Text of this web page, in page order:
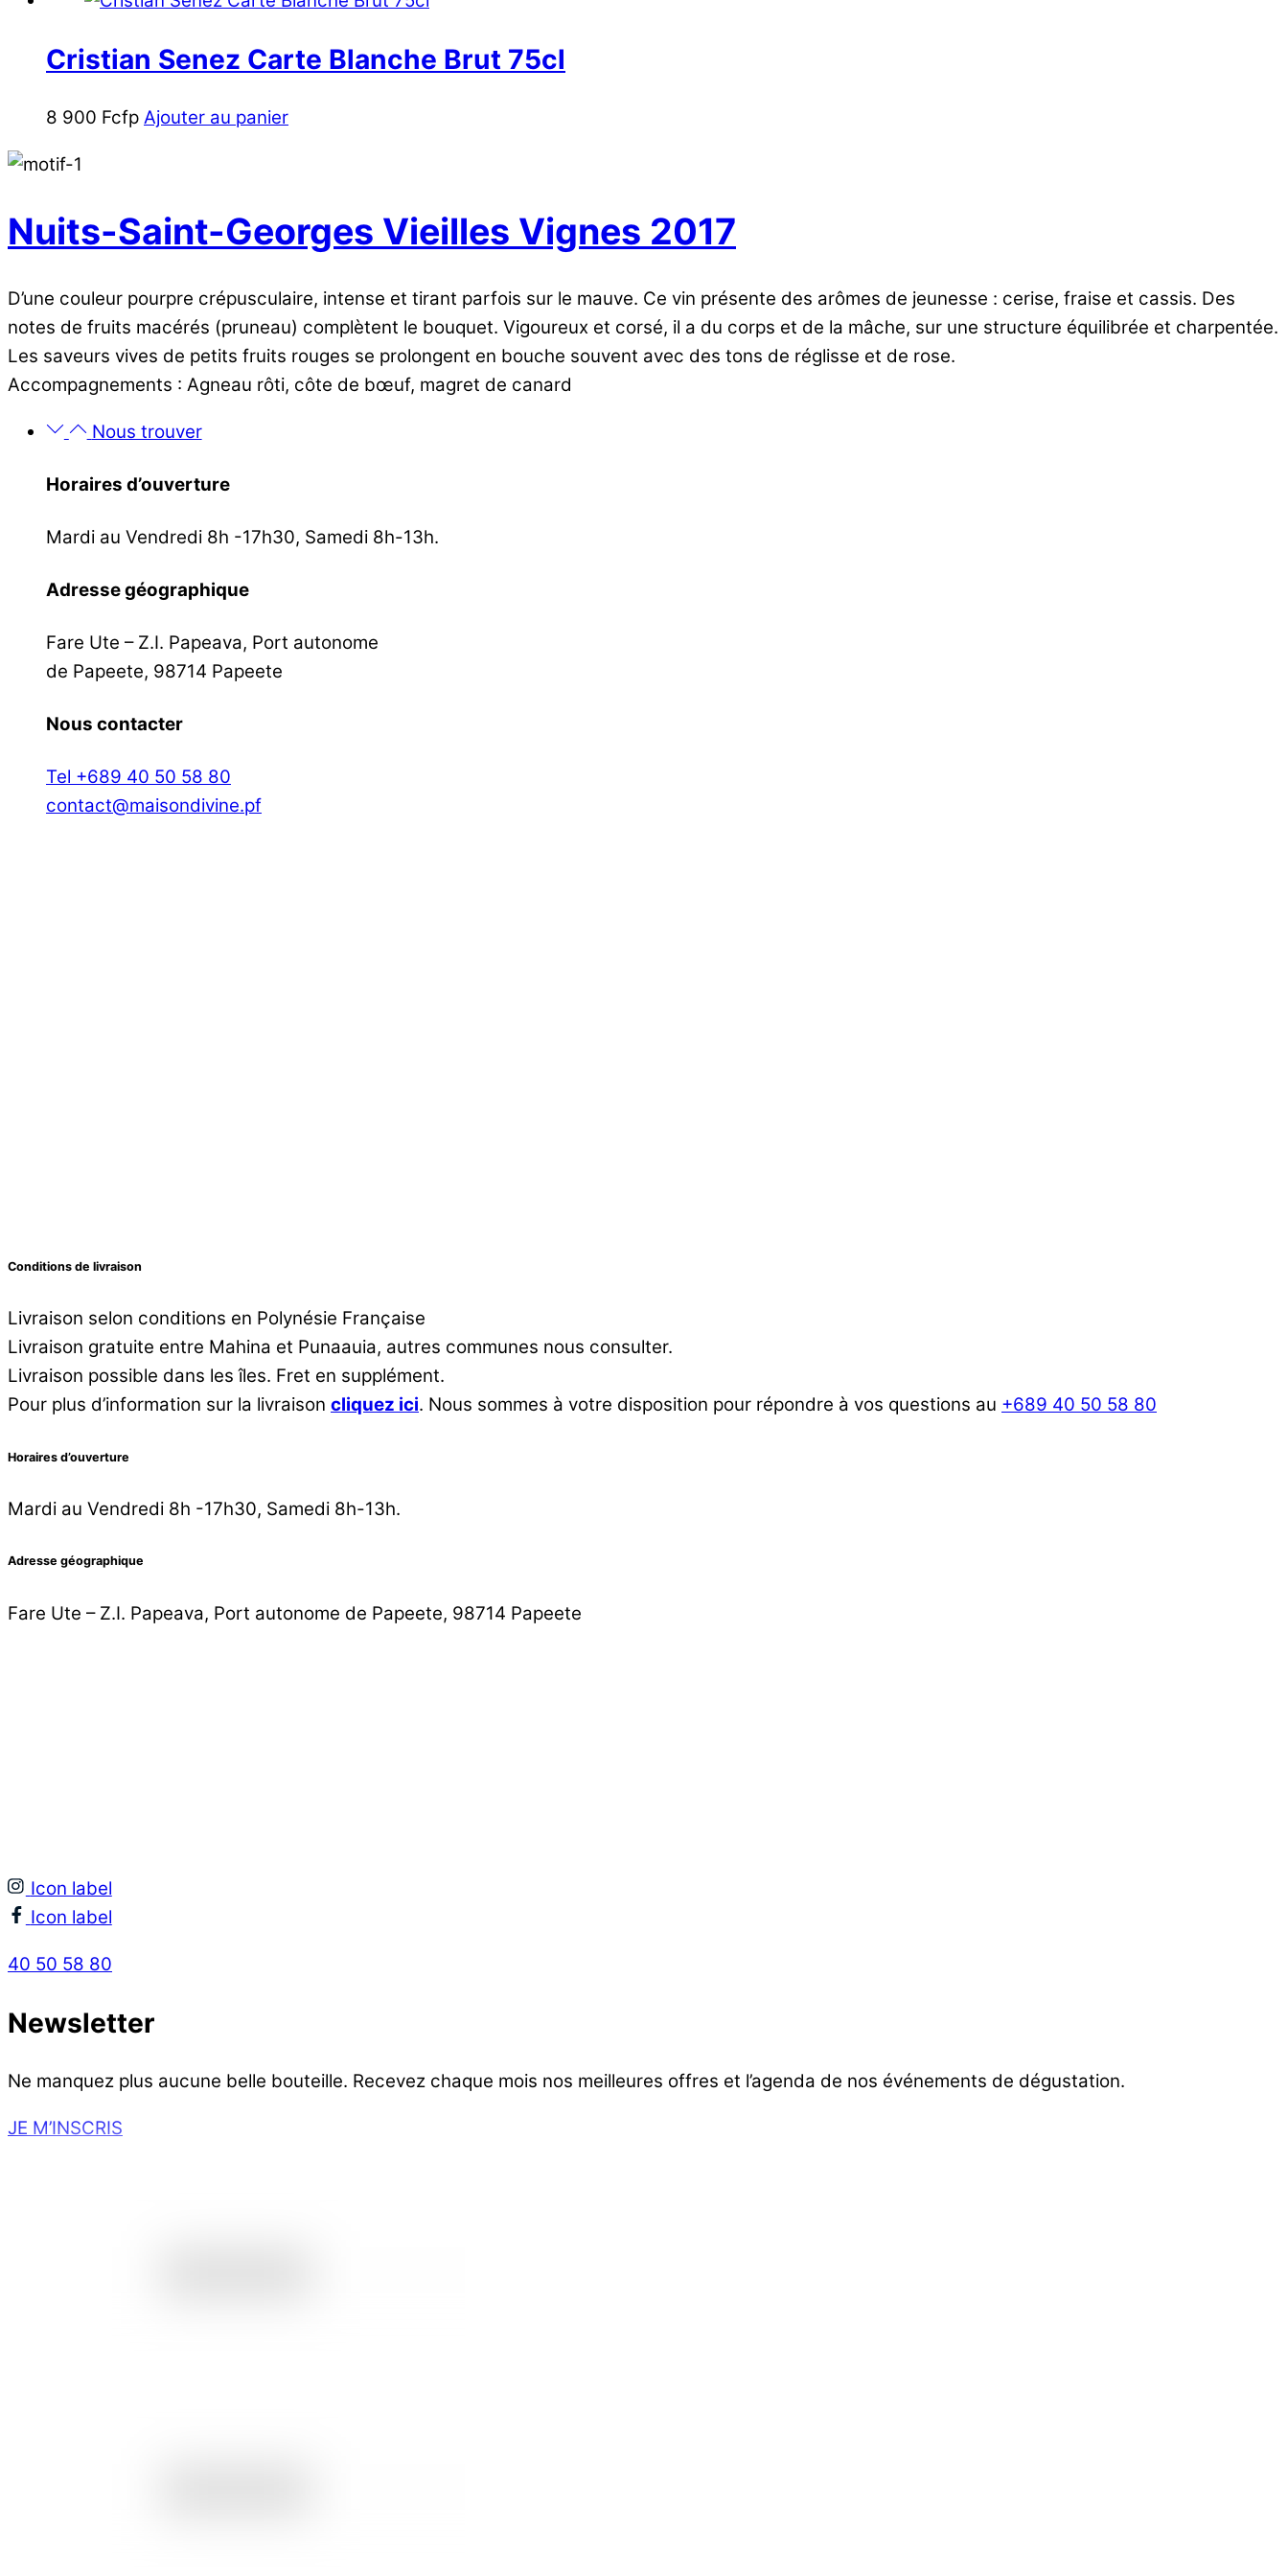
Cristian Senez Carte Blanche Brut 75cl
8 900 Fcfp Ajouter au panier
Nuits-Saint-Georges Vieilles Vignes 2017
D’une couleur pourpre crépusculaire, intense et tirant parfois sur le mauve. Ce vin présente des arômes de jeunesse : cerise, fraise et cassis. Des
notes de fruits macérés (pruneau) complètent le bouquet. Vigoureux et corsé, il a du corps et de la mâche, sur une structure équilibrée et charpentée.
Les saveurs vives de petits fruits rouges se prolongent en bouche souvent avec des tons de réglisse et de rose.
Accompagnements : Agneau rôti, côte de bœuf, magret de canard
Nous trouver
Horaires d’ouverture
Mardi au Vendredi 8h -17h30, Samedi 8h-13h.
Adresse géographique
Fare Ute – Z.I. Papeava, Port autonome
de Papeete, 98714 Papeete
Nous contacter
Tel +689 40 50 58 80
contact@maisondivine.pf
Conditions de livraison
Livraison selon conditions en Polynésie Française
Livraison gratuite entre Mahina et Punaauia, autres communes nous consulter.
Livraison possible dans les îles. Fret en supplément.
Pour plus d’information sur la livraison cliquez ici. Nous sommes à votre disposition pour répondre à vos questions au +689 40 50 58 80
Horaires d’ouverture
Mardi au Vendredi 8h -17h30, Samedi 8h-13h.
Adresse géographique
Fare Ute – Z.I. Papeava, Port autonome de Papeete, 98714 Papeete
Icon label
Icon label
40 50 58 80
Newsletter
Ne manquez plus aucune belle bouteille. Recevez chaque mois nos meilleures offres et l’agenda de nos événements de dégustation.
JE M’INSCRIS